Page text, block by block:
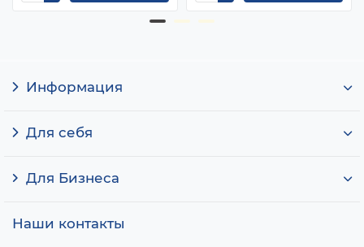
Информация
Для себя
Для Бизнеса
Наши контакты